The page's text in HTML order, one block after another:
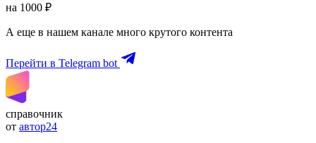
на 1000 ₽
А еще в нашем канале много крутого контента
Перейти в Telegram bot
справочник
от автор24